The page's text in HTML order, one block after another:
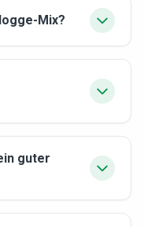
Mix?
guter